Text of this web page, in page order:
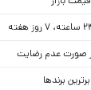
صورت عدم رضایت
برندها